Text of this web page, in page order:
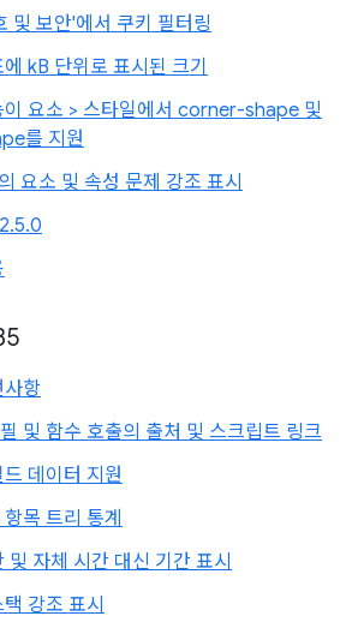
및 보안'에서 쿠키 필터링
kB 단위로 표시된 크기
이 요소 > 스타일에서 corner-shape 및
를 지원
요소 및 속성 문제 강조 표시
사항
및 함수 호출의 출처 및 스크립트 링크
데이터 지원
목 트리 통계
및 자체 시간 대신 기간 표시
강조 표시